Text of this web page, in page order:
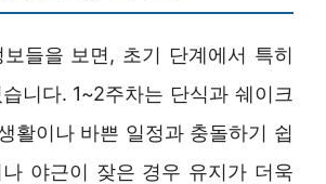
들을 보면, 초기 단계에서 특히
니다. 1~2주차는 단식과 쉐이크
활이나 바쁜 일정과 충돌하기 쉽
야근이 잦은 경우 유지가 더욱